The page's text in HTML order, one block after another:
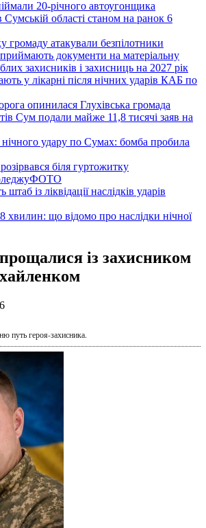
20-річного автоугонщика
Сумській області станом на ранок 6
громаду атакували безпілотники
документи на матеріальну
захисників і захисниць на 2027 рік
у лікарні після нічних ударів КАБ по
опинилася Глухівська громада
Сум подали майже 11,8 тисячі заяв на
удару по Сумах: бомба пробила
біля гуртожитку
ФОТО
із ліквідації наслідків ударів
хвилин: що відомо про наслідки нічної
із захисником
путь героя-захисника.